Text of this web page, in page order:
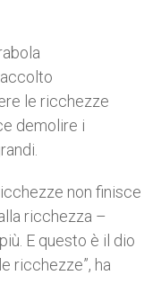
le ricchezze
demolire i
non finisce
ricchezza –
E questo è il dio
ricchezze”, ha